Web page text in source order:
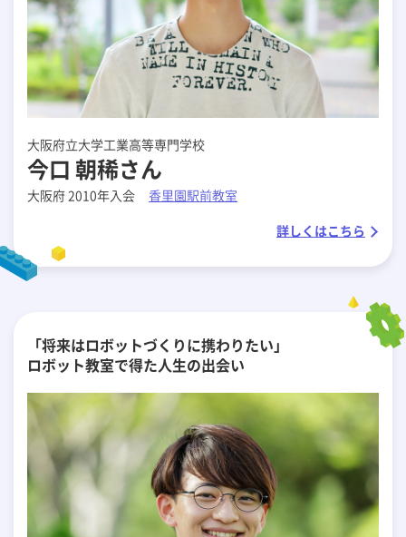
大阪府立大学工業高等専門学校
今口 朝稀さん
大阪府 2010年入会
香里園駅前教室
詳しくはこちら
「将来はロボットづくりに携わりたい」
ロボット教室で得た人生の出会い